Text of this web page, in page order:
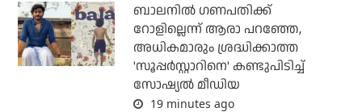
ബാലനില്‍ ഗണപതിക്ക്
റോളില്ലെന്ന് ആരാ പറഞ്ഞേ,
അധികമാരും ശ്രദ്ധിക്കാത്ത
'സൂപ്പര്‍സ്റ്റാറിനെ' കണ്ടുപിടിച്ച്
സോഷ്യല്‍ മീഡിയ
19 minutes ago